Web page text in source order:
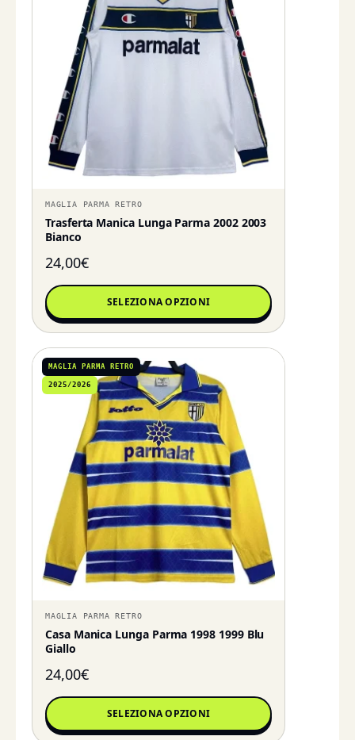
MAGLIA PARMA RETRO
Trasferta Manica Lunga Parma 2002 2003
Bianco
24,00€
SELEZIONA OPZIONI
MAGLIA PARMA RETRO
2025/2026
MAGLIA PARMA RETRO
Casa Manica Lunga Parma 1998 1999 Blu
Giallo
24,00€
SELEZIONA OPZIONI